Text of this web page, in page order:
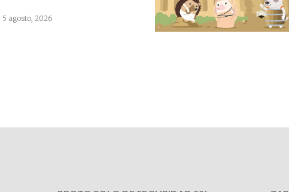
5 agosto, 2026